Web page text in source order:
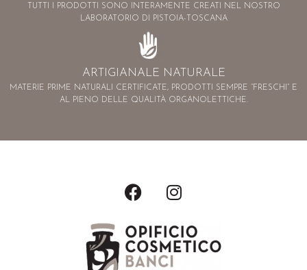
TUTTI I PRODOTTI SONO INTERAMENTE CREATI NEL NOSTRO
LABORATORIO DI PISTOIA-TOSCANA
ARTIGIANALE NATURALE
MATERIE PRIME NATURALI CERTIFICATE, PRODOTTI SEMPRE “FRESCHI” E
AL PIENO DELLE QUALITÀ ORGANOLETTICHE.